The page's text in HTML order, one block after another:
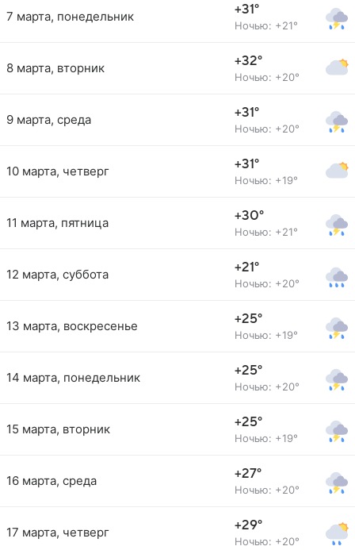
7 марта, понедельник +31°
Ночью: +21°
8 марта, вторник +32°
Ночью: +20°
9 марта, среда +31°
Ночью: +20°
10 марта, четверг +31°
Ночью: +19°
11 марта, пятница +30°
Ночью: +21°
12 марта, суббота +21°
Ночью: +20°
13 марта, воскресенье +25°
Ночью: +19°
14 марта, понедельник +25°
Ночью: +20°
15 марта, вторник +25°
Ночью: +19°
16 марта, среда +27°
Ночью: +20°
17 марта, четверг +29°
Ночью: +20°